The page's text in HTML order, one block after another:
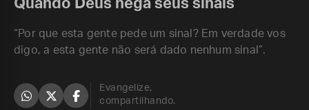
Quando Deus nega seus sinais
“Por que esta gente pede um sinal? Em verdade vos
digo, a esta gente não será dado nenhum sinal”.
Evangelize,
compartilhando.